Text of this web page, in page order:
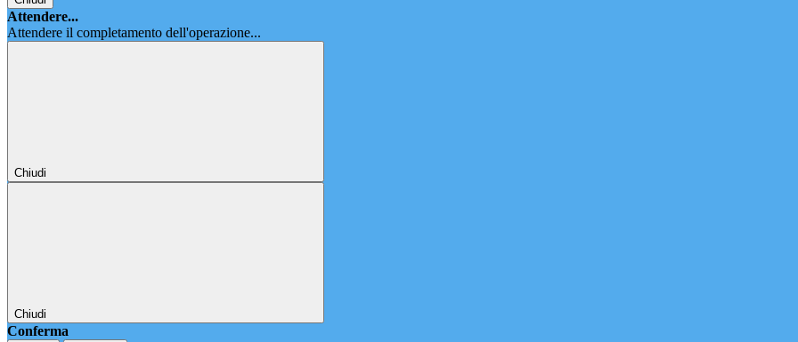
Attendere...
Attendere il completamento dell'operazione...
Chiudi
Chiudi
Conferma